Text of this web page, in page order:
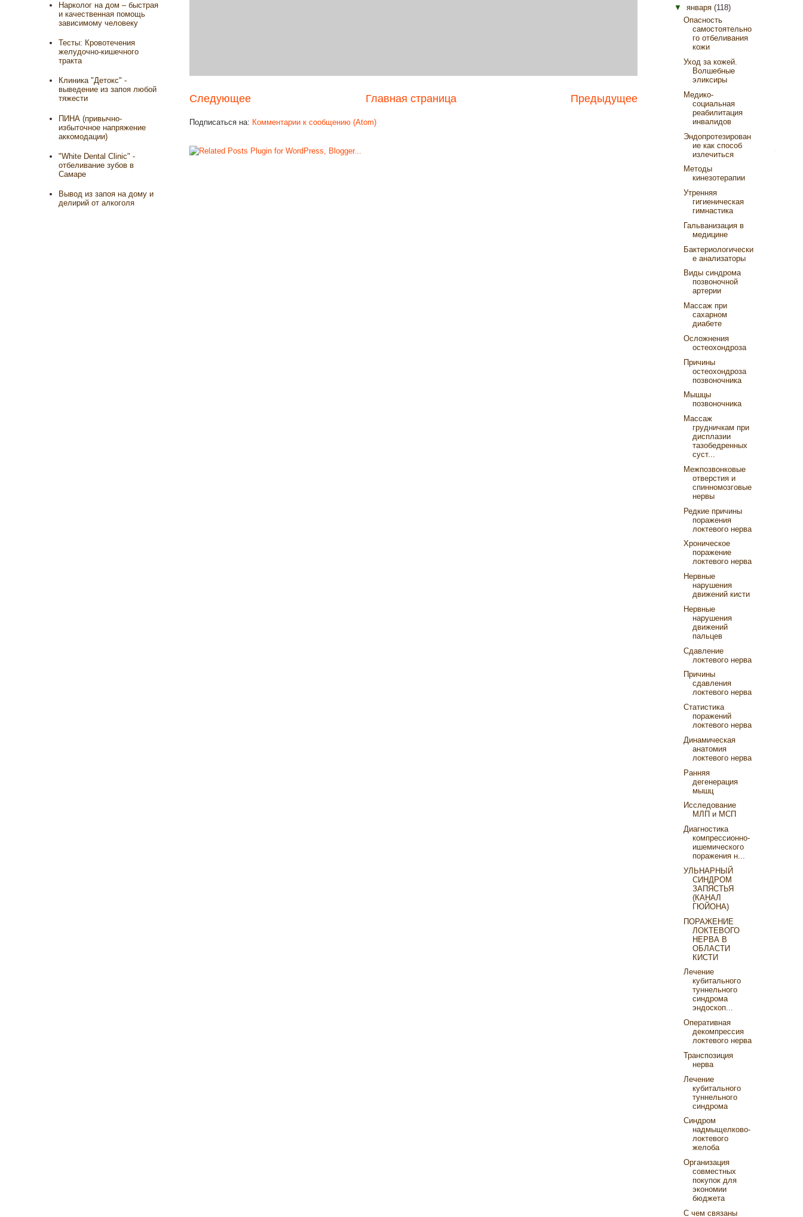
Следующее Предыдущее
Главная страница
Подписаться на: Комментарии к сообщению (Atom)
Нарколог на дом – быстрая
и качественная помощь
зависимому человеку
Тесты: Кровотечения
желудочно-кишечного
тракта
Клиника "Детокс" -
выведение из запоя любой
тяжести
ПИНА (привычно-
избыточное напряжение
аккомодации)
"White Dental Clinic" -
отбеливание зубов в
Самаре
Вывод из запоя на дому и
делирий от алкоголя
▼ января (118)
Опасность
самостоятельно
го отбеливания
кожи
Уход за кожей.
Волшебные
эликсиры
Медико-
социальная
реабилитация
инвалидов
Эндопротезирован
ие как способ
излечиться
Методы
кинезотерапии
Утренняя
гигиеническая
гимнастика
Гальванизация в
медицине
Бактериологически
е анализаторы
Виды синдрома
позвоночной
артерии
Массаж при
сахарном
диабете
Осложнения
остеохондроза
Причины
остеохондроза
позвоночника
Мышцы
позвоночника
Массаж
грудничкам при
дисплазии
тазобедренных
суст...
Межпозвонковые
отверстия и
спинномозговые
нервы
Редкие причины
поражения
локтевого нерва
Хроническое
поражение
локтевого нерва
Нервные
нарушения
движений кисти
Нервные
нарушения
движений
пальцев
Сдавление
локтевого нерва
Причины
сдавления
локтевого нерва
Статистика
поражений
локтевого нерва
Динамическая
анатомия
локтевого нерва
Ранняя
дегенерация
мышц
Исследование
МЛП и МСП
Диагностика
компрессионно-
ишемического
поражения н...
УЛЬНАРНЫЙ
СИНДРОМ
ЗАПЯСТЬЯ
(КАНАЛ
ГЮЙОНА)
ПОРАЖЕНИЕ
ЛОКТЕВОГО
НЕРВА В
ОБЛАСТИ
КИСТИ
Лечение
кубитального
туннельного
синдрома
эндоскоп...
Оперативная
декомпрессия
локтевого нерва
Транспозиция
нерва
Лечение
кубитального
туннельного
синдрома
Cиндром
надмыщелково-
локтевого
желоба
Организация
совместных
покупок для
экономии
бюджета
С чем связаны